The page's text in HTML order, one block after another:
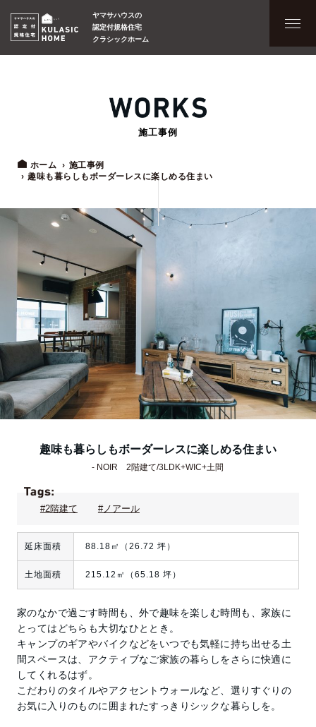
ヤマサハウスの
認定付規格住宅
クラシックホーム
施工事例
ホーム
施工事例
趣味も暮らしもボーダーレスに楽しめる住まい
趣味も暮らしもボーダーレスに楽しめる住まい
- NOIR 2階建て/3LDK+WIC+土間
#2階建て #ノアール
延床面積 88.18㎡（26.72 坪）
土地面積 215.12㎡（65.18 坪）
家のなかで過ごす時間も、外で趣味を楽しむ時間も、家族に
とってはどちらも大切なひととき。
キャンプのギアやバイクなどをいつでも気軽に持ち出せる土
間スペースは、アクティブなご家族の暮らしをさらに快適に
してくれるはず。
こだわりのタイルやアクセントウォールなど、選りすぐりの
お気に入りのものに囲まれたすっきりシックな暮らしを。